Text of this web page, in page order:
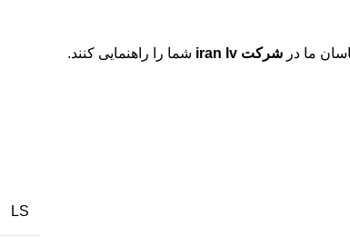
شرکت iran lv شما را راهنمایی کنند.
LS